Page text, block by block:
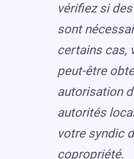
vérifiez si
sont
certains cas,
peut-être
autorisation
autorités
votre syndic
copropriété.